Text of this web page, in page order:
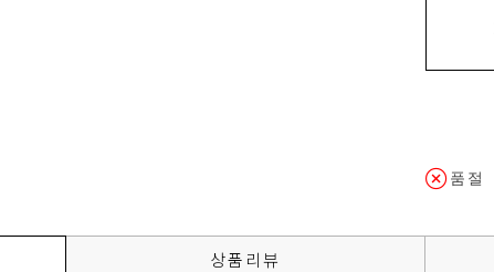
품절
상품리뷰